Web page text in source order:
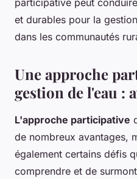
et durables pour la
dans les communautés
Une approche
gestion de l'eau :
L'approche participative
de nombreux avantages,
également certains défis
comprendre et de